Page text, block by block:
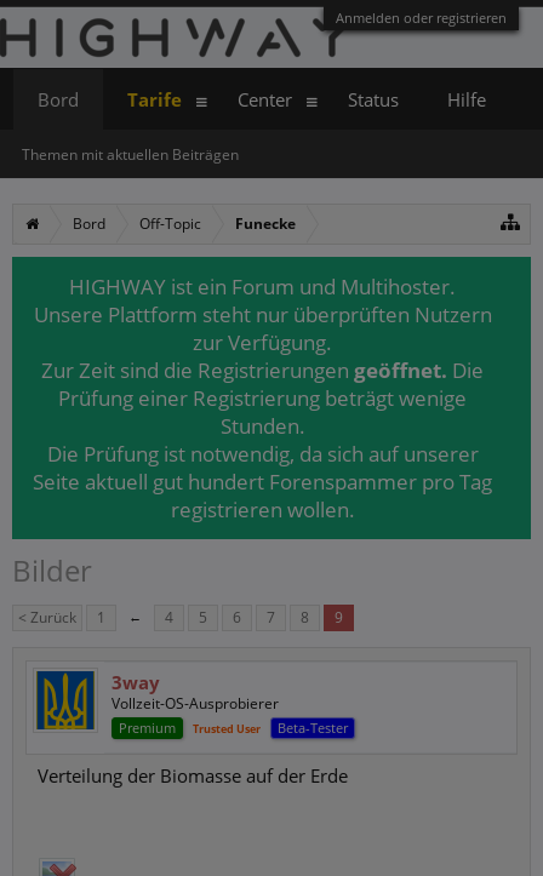
Anmelden oder registrieren
Bord Off-Topic Funecke
HIGHWAY ist ein Forum und Multihoster.
Unsere Plattform steht nur überprüften Nutzern
zur Verfügung.
Zur Zeit sind die Registrierungen geöffnet. Die
Prüfung einer Registrierung beträgt wenige
Stunden.
Die Prüfung ist notwendig, da sich auf unserer
Seite aktuell gut hundert Forenspammer pro Tag
registrieren wollen.
Bilder
< Zurück 1 ← 4 5 6 7 8 9
3way
Vollzeit-OS-Ausprobierer
Premium Trusted User Beta-Tester
Verteilung der Biomasse auf der Erde
Bord
Themen mit aktuellen Beiträgen
Tarife Center Status Hilfe